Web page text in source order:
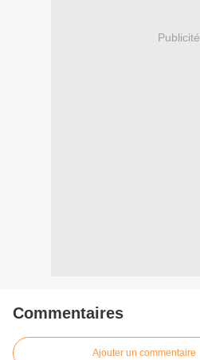
Publicité
Commentaires
Ajouter un commentaire